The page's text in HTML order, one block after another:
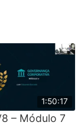
1:50:17
– Módulo 7